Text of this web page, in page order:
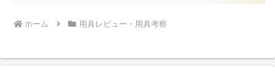
ホーム 用具レビュー・用具考察